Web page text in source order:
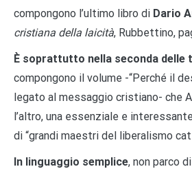
compongono l’ultimo libro di Dario
cristiana della laicità, Rubbettino,
È soprattutto nella seconda delle
compongono il volume -“Perché il
legato al messaggio cristiano- che
l’altro, una essenziale e
di “grandi maestri del liberalismo
In linguaggio semplice, non parco